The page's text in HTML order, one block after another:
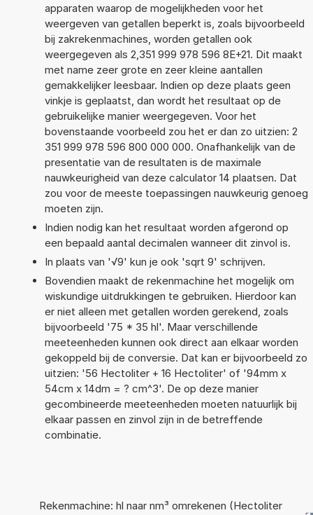
apparaten waarop de mogelijkheden voor het
weergeven van getallen beperkt is, zoals bijvoorbeeld
bij zakrekenmachines, worden getallen ook
weergegeven als 2,351 999 978 596 8E+21. Dit maakt
met name zeer grote en zeer kleine aantallen
gemakkelijker leesbaar. Indien op deze plaats geen
vinkje is geplaatst, dan wordt het resultaat op de
gebruikelijke manier weergegeven. Voor het
bovenstaande voorbeeld zou het er dan zo uitzien: 2
351 999 978 596 800 000 000. Onafhankelijk van de
presentatie van de resultaten is de maximale
nauwkeurigheid van deze calculator 14 plaatsen. Dat
zou voor de meeste toepassingen nauwkeurig genoeg
moeten zijn.
Indien nodig kan het resultaat worden afgerond op
een bepaald aantal decimalen wanneer dit zinvol is.
In plaats van '√9' kun je ook 'sqrt 9' schrijven.
Bovendien maakt de rekenmachine het mogelijk om
wiskundige uitdrukkingen te gebruiken. Hierdoor kan
er niet alleen met getallen worden gerekend, zoals
bijvoorbeeld '75 * 35 hl'. Maar verschillende
meeteenheden kunnen ook direct aan elkaar worden
gekoppeld bij de conversie. Dat kan er bijvoorbeeld zo
uitzien: '56 Hectoliter + 16 Hectoliter' of '94mm x
54cm x 14dm = ? cm^3'. De op deze manier
gecombineerde meeteenheden moeten natuurlijk bij
elkaar passen en zinvol zijn in de betreffende
combinatie.
Rekenmachine: hl naar nm³ omrekenen (Hectoliter